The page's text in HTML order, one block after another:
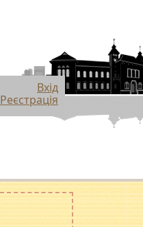
Вхід
Реєстрація